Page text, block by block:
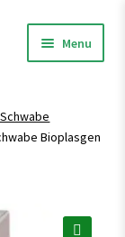
Menu
menu
Bioplasgen